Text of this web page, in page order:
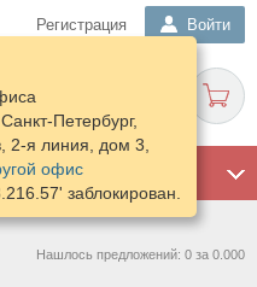
Регистрация Войти
Петербург,
2-я линия, дом 3,
офис
заблокирован.
Нашлось предложений: 0 за 0.000